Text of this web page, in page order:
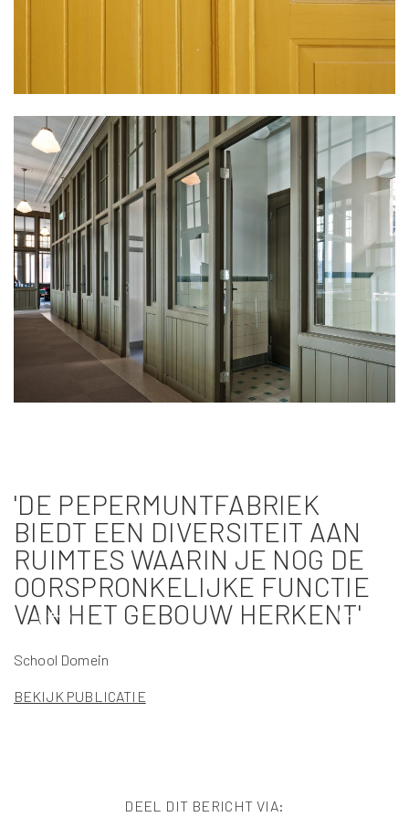
'DE PEPERMUNTFABRIEK
BIEDT EEN DIVERSITEIT AAN
RUIMTES WAARIN JE NOG DE
OORSPRONKELIJKE FUNCTIE
VAN HET GEBOUW HERKENT'
School Domein
BEKIJK PUBLICATIE
DEEL DIT BERICHT VIA: